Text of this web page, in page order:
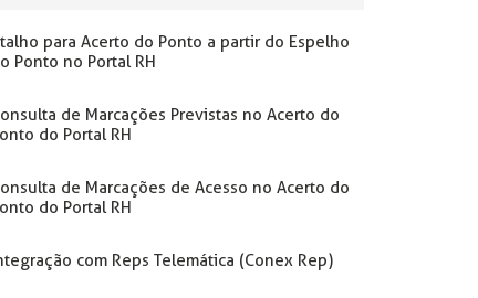
para Acerto do Ponto a partir do Espelho
Ponto no Portal RH
de Marcações Previstas no Acerto do
do Portal RH
de Marcações de Acesso no Acerto do
do Portal RH
com Reps Telemática (Conex Rep)